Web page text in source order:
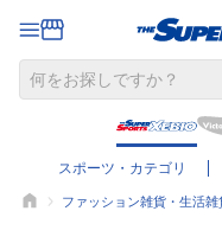
スポーツ・カテゴリ
ファッション雑貨・生活雑